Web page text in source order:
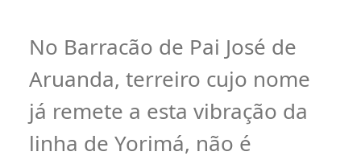
No Barracão de Pai José de
Aruanda, terreiro cujo nome
já remete a esta vibração da
linha de Yorimá, não é